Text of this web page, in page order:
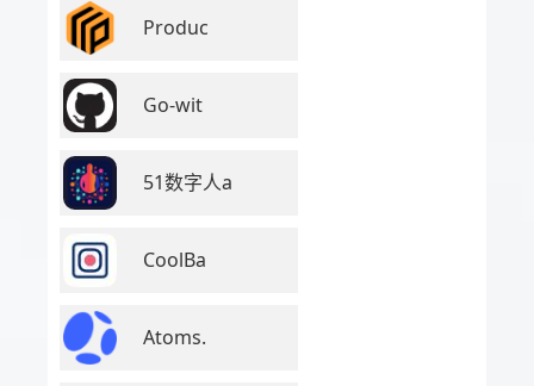
Produc
Go-wit
51数字人a
CoolBa
Atoms.